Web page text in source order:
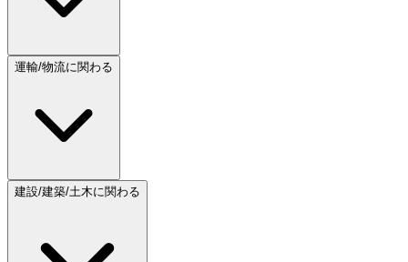
運輸/物流に関わる
建設/建築/土木に関わる